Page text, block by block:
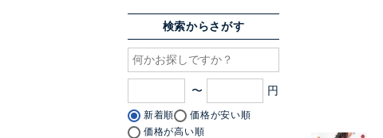
検索からさがす
〜
新着順
価格が安い順
価格が高い順